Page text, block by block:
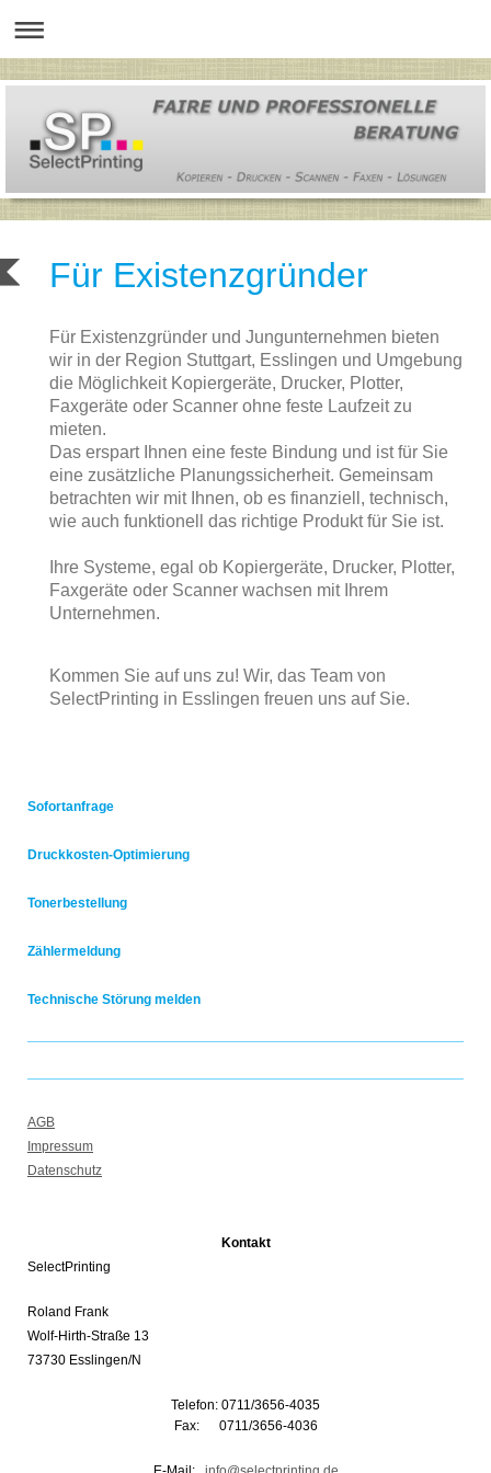
Für Existenzgründer
Für Existenzgründer und Jungunternehmen bieten
wir in der Region Stuttgart, Esslingen und Umgebung
die Möglichkeit Kopiergeräte, Drucker, Plotter,
Faxgeräte oder Scanner ohne feste Laufzeit zu
mieten.
Das erspart Ihnen eine feste Bindung und ist für Sie
eine zusätzliche Planungssicherheit. Gemeinsam
betrachten wir mit Ihnen, ob es finanziell, technisch,
wie auch funktionell das richtige Produkt für Sie ist.
Ihre Systeme, egal ob Kopiergeräte, Drucker, Plotter,
Faxgeräte oder Scanner wachsen mit Ihrem
Unternehmen.
Kommen Sie auf uns zu! Wir, das Team von
SelectPrinting in Esslingen freuen uns auf Sie.
Sofortanfrage
Druckkosten-Optimierung
Tonerbestellung
Zählermeldung
Technische Störung melden
AGB
Impressum
Datenschutz
Kontakt
SelectPrinting
Roland Frank
Wolf-Hirth-Straße 13
73730 Esslingen/N
Telefon: 0711/3656-4035
Fax: 0711/3656-4036